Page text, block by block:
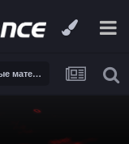
Даташиты Схемы ЭБУ и автомобилей Справочные материалы, инструкции, описания, книги Заказ и поиск схем ЭБУ и автомобилей